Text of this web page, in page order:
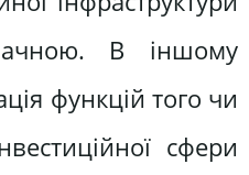
В іншому
функцій того чи
сфери